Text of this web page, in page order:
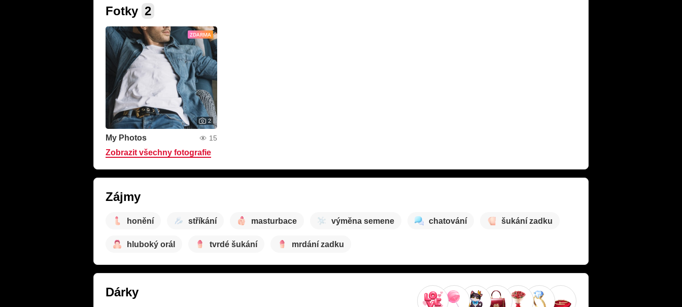
Fotky 2
ZDARMA
2
My Photos 15
Zobrazit všechny fotografie
Zájmy
honění stříkání masturbace výměna semene chatování šukání zadku
hluboký orál tvrdé šukání mrdání zadku
Dárky